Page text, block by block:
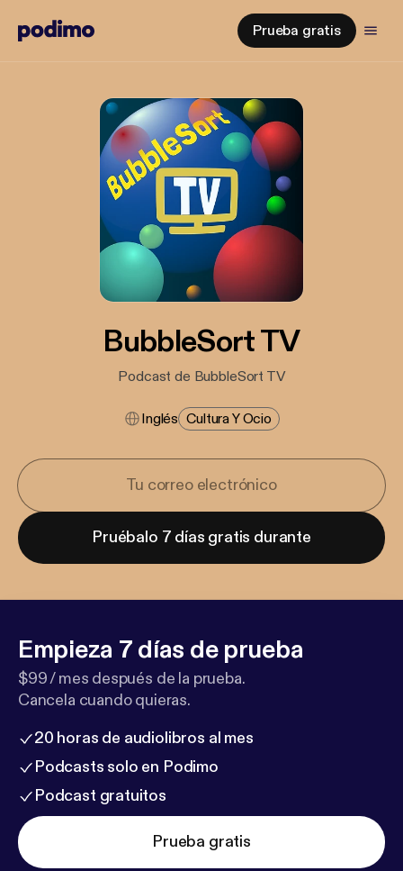
Prueba gratis
BubbleSort TV
Podcast de BubbleSort TV
Inglés Cultura Y Ocio
Pruébalo 7 días gratis durante
Empieza 7 días de prueba
$99 / mes después de la prueba.
Cancela cuando quieras.
20 horas de audiolibros al mes
Podcasts solo en Podimo
Podcast gratuitos
Prueba gratis